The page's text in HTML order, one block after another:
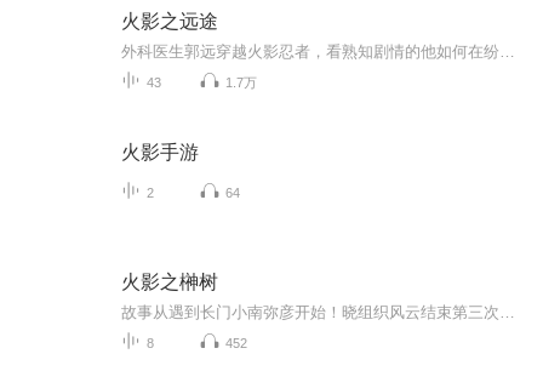
火影之远途
43 1.7万
火影手游
2 64
火影之榊树
8 452